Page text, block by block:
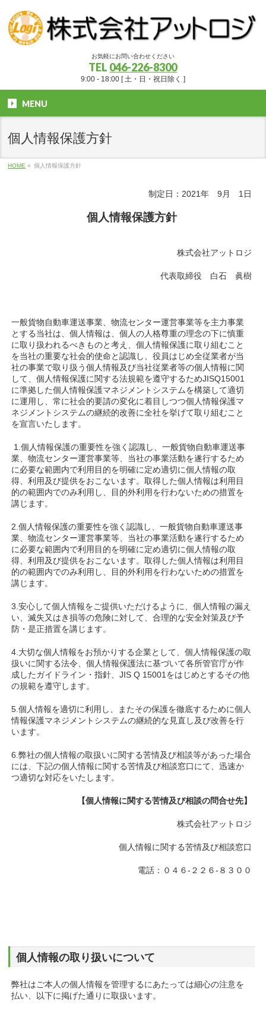
お気軽にお問い合わせください
TEL 046-226-8300
9:00 - 18:00 [ 土・日・祝日除く ]
MENU
個人情報保護方針
HOME » 個人情報保護方針
制定日：2021年 9月 1日
個人情報保護方針
株式会社アットロジ
代表取締役 白石 眞樹
一般貨物自動車運送事業、物流センター運営事業等を主力事業
とする当社は、個人情報は、個人の人格尊重の理念の下に慎重
に取り扱われるべきものと考え、個人情報保護に取り組むこと
を当社の重要な社会的使命と認識し、役員はじめ全従業者が当
社の事業で取り扱う個人情報及び当社従業者等の個人情報に関
して、個人情報保護に関する法規範を遵守するためJISQ15001
に準拠した個人情報保護マネジメントシステムを構築して適切
に運用し、常に社会的要請の変化に着目しつつ個人情報保護マ
ネジメントシステムの継続的改善に全社を挙げて取り組むこと
を宣言いたします。
1.個人情報保護の重要性を強く認識し、一般貨物自動車運送事
業、物流センター運営事業等、当社の事業活動を遂行するため
に必要な範囲内で利用目的を明確に定め適切に個人情報の取
得、利用及び提供をおこないます。取得した個人情報は利用目
的の範囲内でのみ利用し、目的外利用を行わないための措置を
講じます。
2.個人情報保護の重要性を強く認識し、一般貨物自動車運送事
業、物流センター運営事業等、当社の事業活動を遂行するため
に必要な範囲内で利用目的を明確に定め適切に個人情報の取
得、利用及び提供をおこないます。取得した個人情報は利用目
的の範囲内でのみ利用し、目的外利用を行わないための措置を
講じます。
3.安心して個人情報をご提供いただけるように、個人情報の漏え
い、滅失又はき損等の危険に対して、合理的な安全対策及び予
防・是正措置を講じます。
4.大切な個人情報をお預かりする企業として、個人情報保護の取
扱いに関する法令、個人情報保護法に基づいて各所管官庁が作
成したガイドライン・指針、JIS Q 15001をはじめとするその他
の規範を遵守します。
5.個人情報を適切に利用し、またその保護を徹底するために個人
情報保護マネジメントシステムの継続的な見直し及び改善を行
います。
6.弊社の個人情報の取扱いに関する苦情及び相談等があった場合
には、下記の個人情報に関する苦情及び相談窓口にて、迅速か
つ適切な対応をいたします。
【個人情報に関する苦情及び相談の問合せ先】
株式会社アットロジ
個人情報に関する苦情及び相談窓口
電話：０４６-２２６-８３００
個人情報の取り扱いについて
弊社はご本人の個人情報を管理するにあたっては細心の注意を
払い、以下に掲げた通りに取扱います。